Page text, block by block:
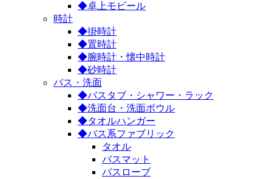
◆卓上モビール
時計
◆掛時計
◆置時計
◆腕時計・懐中時計
◆砂時計
バス・洗面
◆バスタブ・シャワー・ラック
◆洗面台・洗面ボウル
◆タオルハンガー
◆バス系ファブリック
タオル
バスマット
バスローブ